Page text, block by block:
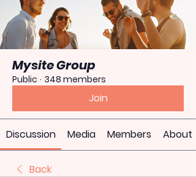
Mysite Group
Public · 348 members
Join
Discussion Media Members About
Back